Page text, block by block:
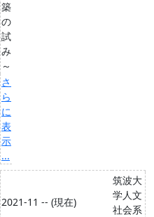
築
の
試
み
～
さ
ら
に
表
示
...
2021-11 -- (現在)
筑波大
学人文
社会系